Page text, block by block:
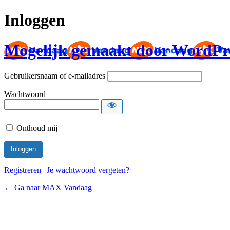
Inloggen
Mogelijk gemaakt door
Gebruikersnaam of e-mailadres
Wachtwoord
Onthoud mij
Registreren | Je wachtwoord vergeten?
← Ga naar MAX Vandaag